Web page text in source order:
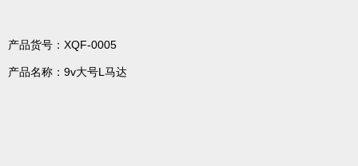
产品货号：XQF-0005
产品名称：9v大号L马达